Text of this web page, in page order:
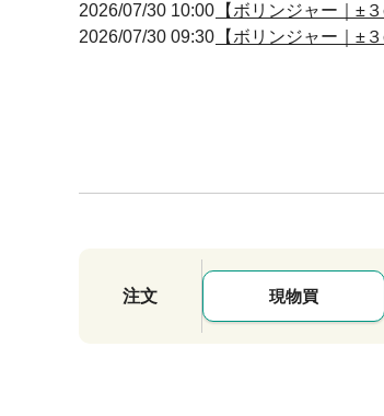
2026/07/30 10:00 【ボリンジャー｜
2026/07/30 09:30 【ボリンジャー｜
注文 現物買